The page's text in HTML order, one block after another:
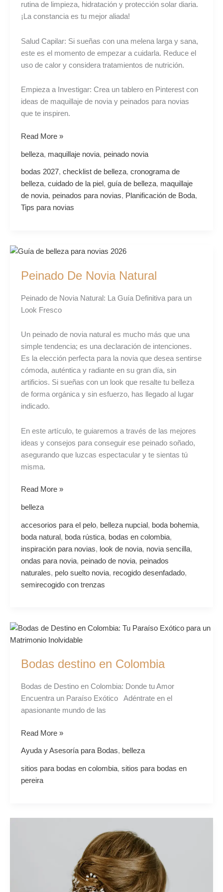
rutina de limpieza, hidratación y protección solar diaria.
¡La constancia es tu mejor aliada!
Salud Capilar: Si sueñas con una melena larga y sana,
este es el momento de empezar a cuidarla. Reduce el
uso de calor y considera tratamientos de nutrición.
Empieza a Investigar: Crea un tablero en Pinterest con
ideas de maquillaje de novia y peinados para novias
que te inspiren.
Read More »
belleza, maquillaje novia, peinado novia
bodas 2027, checklist de belleza, cronograma de
belleza, cuidado de la piel , guía de belleza, maquillaje
de novia, peinados para novias, Planificación de Boda,
Tips para novias
Peinado De Novia Natural
Peinado de Novia Natural: La Guía Definitiva para un
Look Fresco
Un peinado de novia natural es mucho más que una
simple tendencia; es una declaración de intenciones.
Es la elección perfecta para la novia que desea sentirse
cómoda, auténtica y radiante en su gran día, sin
artificios. Si sueñas con un look que resalte tu belleza
de forma orgánica y sin esfuerzo, has llegado al lugar
indicado.
En este artículo, te guiaremos a través de las mejores
ideas y consejos para conseguir ese peinado soñado,
asegurando que luzcas espectacular y te sientas tú
misma.
Peinado
Novia
Read More »
belleza
accesorios para el pelo, belleza nupcial , boda bohemia,
boda natural , boda rústica, bodas en colombia,
inspiración para novias, look de novia, novia sencilla,
ondas para novia, peinado de novia, peinados
naturales, pelo suelto novia, recogido desenfadado,
semirecogido con trenzas
Bodas destino en Colombia
Bodas de Destino en Colombia: Donde tu Amor
Encuentra un Paraíso Exótico Adéntrate en el
apasionante mundo de las
Bodas
destino
Colombia
Read More »
Ayuda y Asesoría para Bodas, belleza
sitios para bodas en colombia, sitios para bodas en
pereira